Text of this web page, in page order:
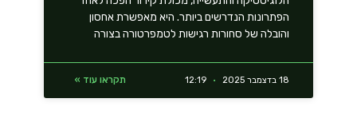
הפתרונות הנדרשים ביותר. היא מאפשרת אחסון
והובלה של סחורות רגישות לטמפרטורה בצורה
תקראו עוד » 18 בדצמבר 2025